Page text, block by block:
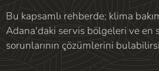
Bu kapsamlı rehberde; klima
Adana'daki servis bölgeleri ve en
sorunlarının çözümlerini